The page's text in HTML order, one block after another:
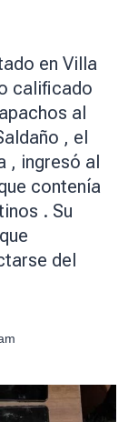
en Villa
calificado
al
, el
, ingresó al
contenía
. Su
del